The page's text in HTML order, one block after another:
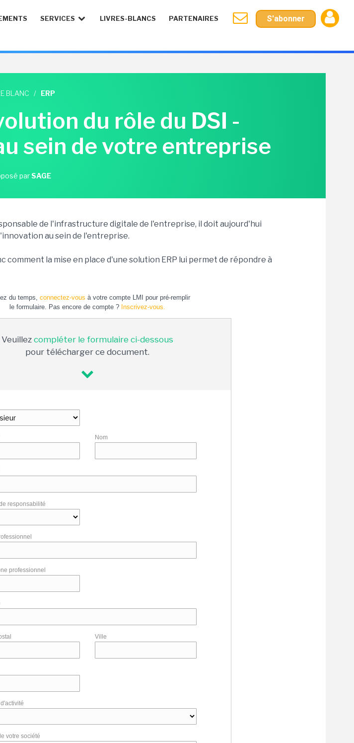
SERVICES LIVRES-BLANCS PARTENAIRES S'abonner
BLANC / ERP
du rôle du DSI -
sein de votre entreprise
parSAGE
de l'infrastructure digitale de l'entreprise, il doit aujourd'hui
au sein de l'entreprise.
comment la mise en place d'une solution ERP lui permet de répondre à
du temps, connectez-vous à votre compte LMI pour pré-remplir
le formulaire. Pas encore de compte ? Inscrivez-vous.
Veuillez compléter le formulaire ci-dessous
pour télécharger ce document.
Nom
responsabilité
professionnel
Ville
votre société